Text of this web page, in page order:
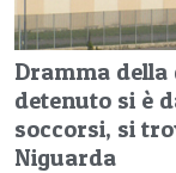
Dramma della
detenuto si è
soccorsi, si
Niguarda